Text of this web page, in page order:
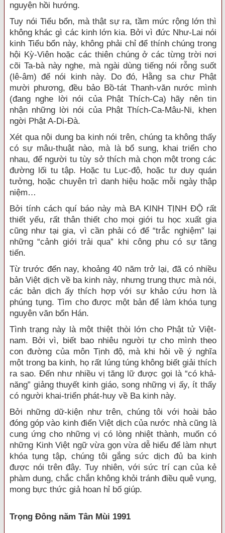
nguyện hồi hướng.
Tuy nói Tiểu bổn, mà thật sự ra, tầm mức rộng lớn thì
không khác gì các kinh lớn kia. Bởi vì đức Như-Lai nói
kinh Tiểu bổn này, không phải chỉ để thính chúng trong
hội Kỳ-Viên hoặc các thiên chúng ở các từng trời nơi
cõi Ta-bà này nghe, mà ngài dùng tiếng nói rỗng suốt
(lê-âm) để nói kinh này. Do đó, Hằng sa chư Phật
mười phương, đều bảo Bồ-tát Thanh-văn nước mình
(đang nghe lời nói của Phật Thích-Ca) hãy nên tin
nhận những lời nói của Phật Thích-Ca-Mâu-Ni, khen
ngời Phật A-Di-Đà.
Xét qua nội dung ba kinh nói trên, chúng ta không thấy
có sự mâu-thuật nào, mà là bổ sung, khai triển cho
nhau, để người tu tùy sở thích mà chọn một trong các
đường lối tu tập. Hoặc tu Lục-độ, hoặc tư duy quán
tưởng, hoặc chuyên trì danh hiệu hoặc mỗi ngày thập
niệm…
Bởi tính cách quí báo này mà BA KINH TỊNH ĐỘ rất
thiết yếu, rất thân thiết cho mọi giới tu học xuất gia
cũng như tại gia, vì cần phải có để “trắc nghiệm” lại
những “cảnh giới trải qua” khi công phu có sự tăng
tiến.
Từ trước đến nay, khoảng 40 năm trở lại, đã có nhiều
bản Việt dịch về ba kinh này, nhưng trung thực mà nói,
các bản dịch ấy thích hợp với sự khảo cứu hơn là
phúng tụng. Tìm cho được một bản để làm khóa tụng
nguyên văn bổn Hán.
Tình trạng này là một thiệt thòi lớn cho Phật tử Việt-
nam. Bởi vì, biết bao nhiêu người tự cho mình theo
con đường của môn Tịnh độ, mà khi hỏi về ý nghĩa
một trong ba kinh, họ rất lúng túng không biết giải thích
ra sao. Đến như nhiều vị tăng lữ được gọi là “có khả-
năng” giảng thuyết kinh giáo, song những vị ấy, ít thấy
có người khai-triển phát-huy về Ba kinh này.
Bởi những dữ-kiện như trên, chúng tôi với hoài bảo
đóng góp vào kinh điển Việt dịch của nước nhà cũng là
cung ứng cho những vị có lòng nhiệt thành, muốn có
những Kinh Việt ngữ vừa gọn vừa dễ hiểu để làm nhựt
khóa tụng tập, chúng tôi gắng sức dịch đủ ba kinh
được nói trên đây. Tuy nhiên, với sức trí cạn của kẻ
phàm dung, chắc chắn không khỏi tránh điều quê vụng,
mong bực thức giả hoan hỉ bố giúp.
Trọng Đông năm Tân Mùi 1991